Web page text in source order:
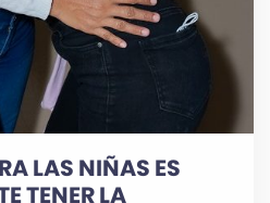
LAS NIÑAS ES
TENER LA